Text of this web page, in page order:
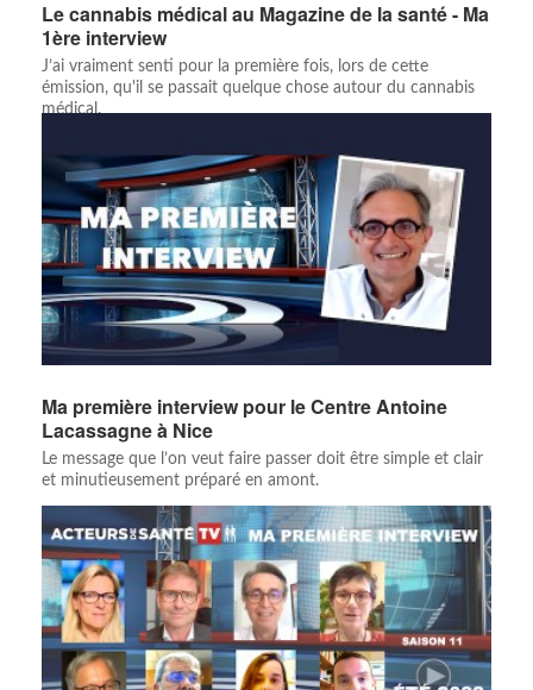
Le cannabis médical au Magazine de la santé - Ma
1ère interview
J’ai vraiment senti pour la première fois, lors de cette
émission, qu'il se passait quelque chose autour du cannabis
médical.
Ma première interview pour le Centre Antoine
Lacassagne à Nice
Le message que l’on veut faire passer doit être simple et clair
et minutieusement préparé en amont.